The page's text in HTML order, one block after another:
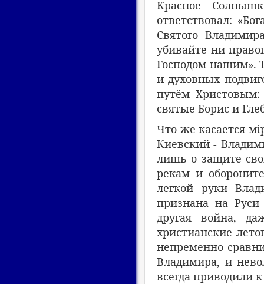
Красное
ответствовал:
Святого
убивайте ни
Господом нашим».
и духовных
путём
святые Борис и
Что же касается мi
Киевский -
лишь о защите
рекам и
легкой руки
признана на Руси
другая война,
христианские
непременно
Владимира, и
всегда приводили